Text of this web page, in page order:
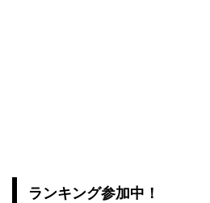
ランキング参加中！